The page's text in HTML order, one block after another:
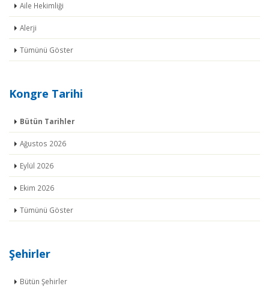
Aile Hekimliği
Alerji
Tümünü Göster
Kongre Tarihi
Bütün Tarihler
Ağustos 2026
Eylül 2026
Ekim 2026
Tümünü Göster
Şehirler
Bütün Şehirler